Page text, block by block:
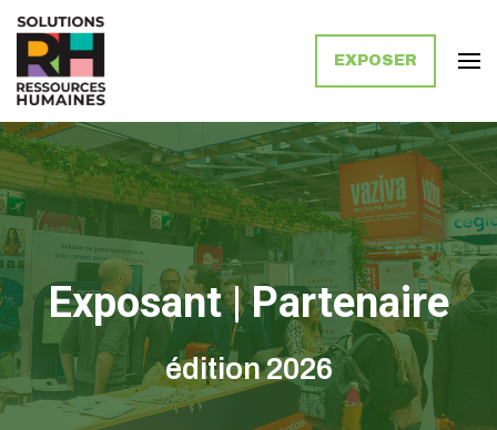
Solutions Ressources Humaines
EXPOSER
Exposant | Partenaire
édition 2026